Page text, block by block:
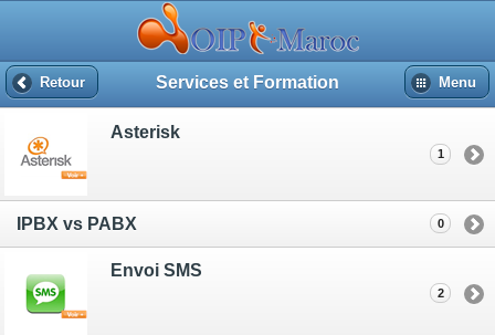
Retour Services et Formation Menu
Asterisk
1
IPBX vs PABX 0
Envoi SMS
2